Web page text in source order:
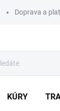
Doprava a
KÚRY